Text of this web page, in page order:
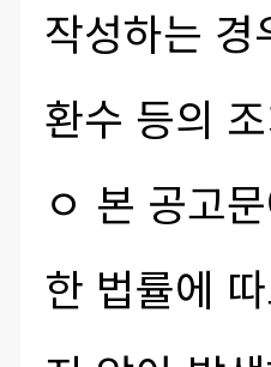
작성하는
환수 등의
ㅇ 본 공고
한 법률에